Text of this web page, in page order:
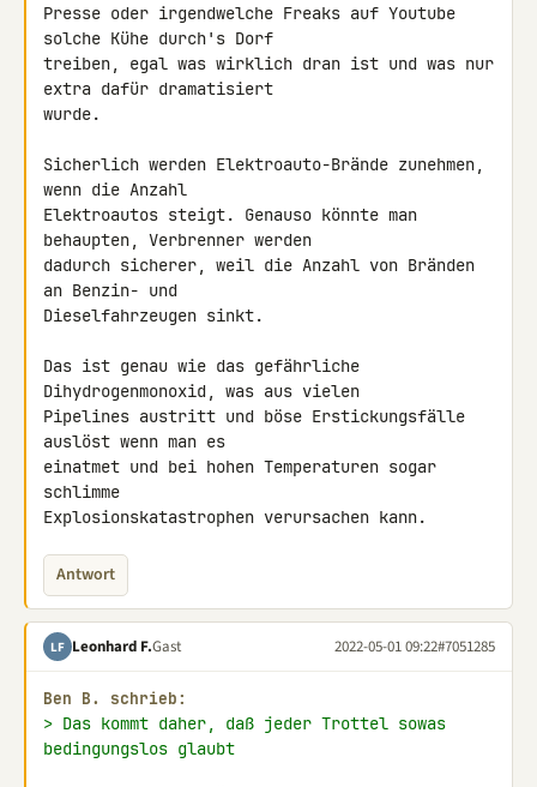
Presse oder irgendwelche Freaks auf Youtube
solche Kühe durch's Dorf
treiben, egal was wirklich dran ist und was nur
extra dafür dramatisiert
wurde.
Sicherlich werden Elektroauto-Brände zunehmen,
wenn die Anzahl
Elektroautos steigt. Genauso könnte man
behaupten, Verbrenner werden
dadurch sicherer, weil die Anzahl von Bränden
an Benzin- und
Dieselfahrzeugen sinkt.
Das ist genau wie das gefährliche
Dihydrogenmonoxid, was aus vielen
Pipelines austritt und böse Erstickungsfälle
auslöst wenn man es
einatmet und bei hohen Temperaturen sogar
schlimme
Explosionskatastrophen verursachen kann.
Antwort
LF Leonhard F.Gast 2022-05-01 09:22#7051285
Ben B. schrieb:
> Das kommt daher, daß jeder Trottel sowas
bedingungslos glaubt